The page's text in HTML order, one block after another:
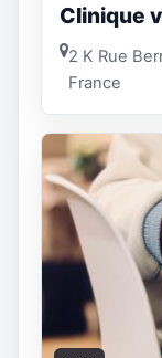
Clinique
2 K Rue
France